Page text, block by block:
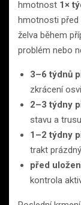
hmotnost 1×
hmotnosti před
želva během
problém nebo
3–6 týdnů
zkrácení
2–3 týdny
stavu a trusu
1–2 týdny
trakt prázdný
před
kontrola